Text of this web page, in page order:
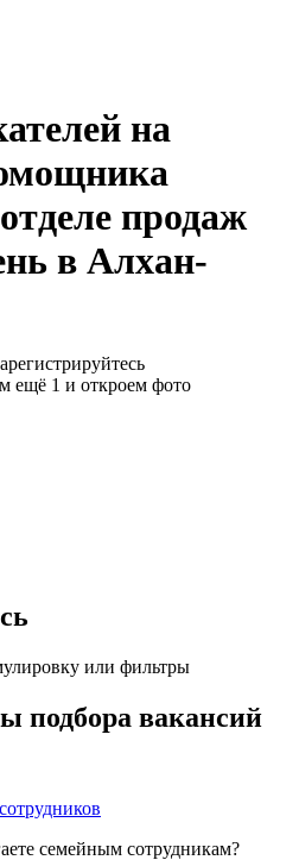
на
продаж
в Алхан-
ещё 1 и откроем фото
или фильтры
подбора вакансий
семейным сотрудникам?